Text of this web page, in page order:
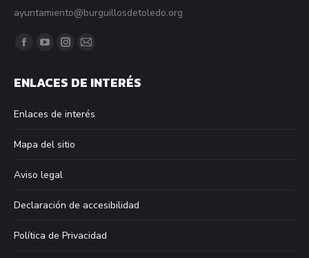
ayuntamiento@burguillosdetoledo.org
Find us on:
Facebook
opens
new
window
YouTube
opens
new
window
Instagram
opens
new
window
Mail
opens
new
ENLACES DE INTERÉS
Enlaces de interés
Mapa del sitio
Aviso legal
Declaración de accesibilidad
Política de Privacidad